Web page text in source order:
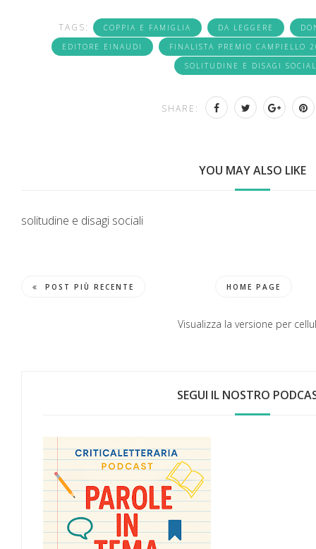
TAGS: COPPIA E FAMIGLIA DA LEGGERE
EDITORE EINAUDI
FINALISTA PREMIO CAMPIELLO
SOLITUDINE E DISAGI
SHARE:
YOU MAY ALSO LIKE
solitudine e disagi sociali
POST PIÙ RECENTE HOME PAGE
Visualizza la versione per
SEGUI IL NOSTRO